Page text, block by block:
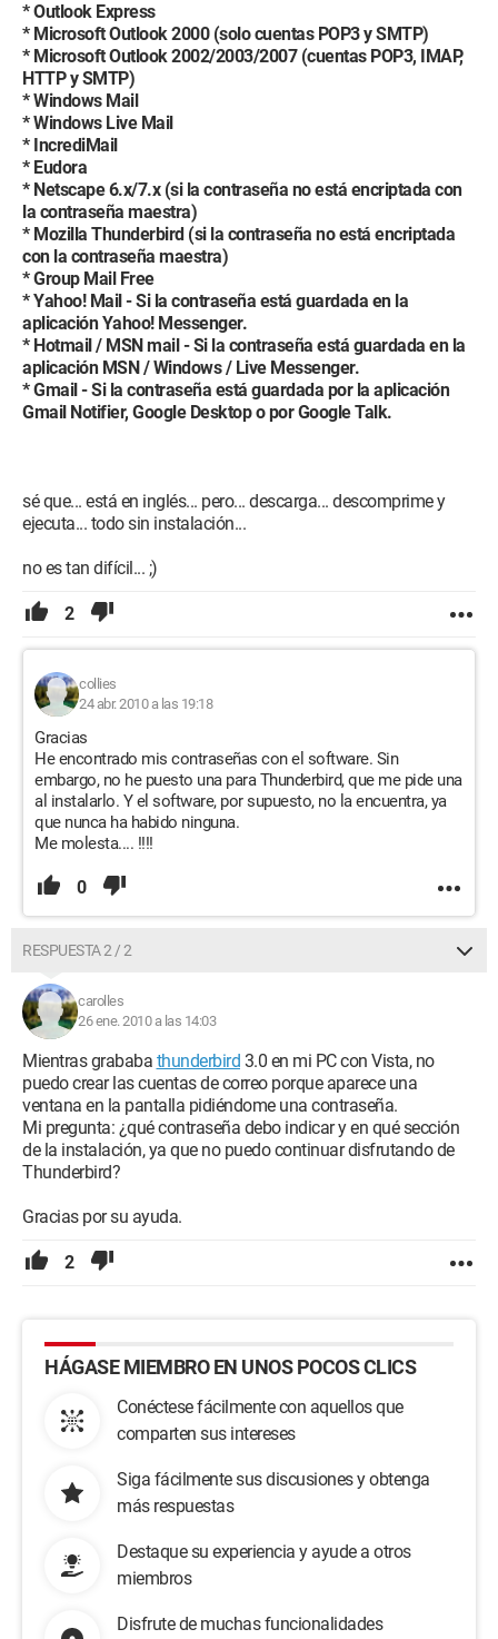
* Outlook Express
* Microsoft Outlook 2000 (solo cuentas POP3 y SMTP)
* Microsoft Outlook 2002/2003/2007 (cuentas POP3, IMAP,
HTTP y SMTP)
* Windows Mail
* Windows Live Mail
* IncrediMail
* Eudora
* Netscape 6.x/7.x (si la contraseña no está encriptada con
la contraseña maestra)
* Mozilla Thunderbird (si la contraseña no está encriptada
con la contraseña maestra)
* Group Mail Free
* Yahoo! Mail - Si la contraseña está guardada en la
aplicación Yahoo! Messenger.
* Hotmail / MSN mail - Si la contraseña está guardada en la
aplicación MSN / Windows / Live Messenger.
* Gmail - Si la contraseña está guardada por la aplicación
Gmail Notifier, Google Desktop o por Google Talk.
sé que... está en inglés... pero... descarga... descomprime y
ejecuta... todo sin instalación...
no es tan difícil... ;)
2
collies
24 abr. 2010 a las 19:18
Gracias
He encontrado mis contraseñas con el software. Sin
embargo, no he puesto una para Thunderbird, que me pide una
al instalarlo. Y el software, por supuesto, no la encuentra, ya
que nunca ha habido ninguna.
Me molesta.... !!!!
0
RESPUESTA 2 / 2
carolles
26 ene. 2010 a las 14:03
Mientras grababa thunderbird 3.0 en mi PC con Vista, no
puedo crear las cuentas de correo porque aparece una
ventana en la pantalla pidiéndome una contraseña.
Mi pregunta: ¿qué contraseña debo indicar y en qué sección
de la instalación, ya que no puedo continuar disfrutando de
Thunderbird?
Gracias por su ayuda.
2
HÁGASE MIEMBRO EN UNOS POCOS CLICS
Conéctese fácilmente con aquellos que
comparten sus intereses
Siga fácilmente sus discusiones y obtenga
más respuestas
Destaque su experiencia y ayude a otros
miembros
Disfrute de muchas funcionalidades